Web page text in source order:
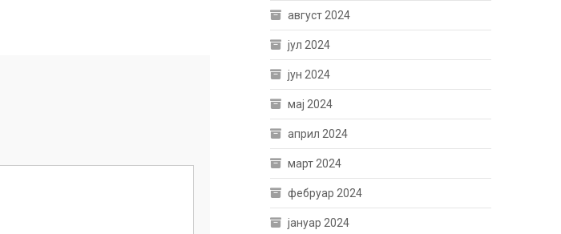
август 2024
јул 2024
јун 2024
мај 2024
април 2024
март 2024
фебруар 2024
јануар 2024